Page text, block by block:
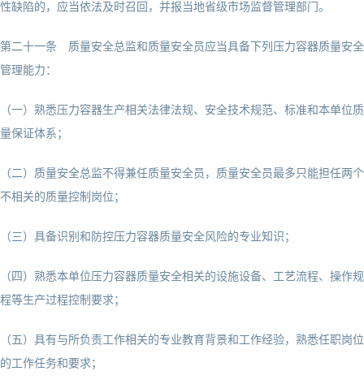
性缺陷的，应当依法及时召回，并报当地省级市场监督管理部门。
第二十一条 质量安全总监和质量安全员应当具备下列压力容器质量安全
管理能力：
（一）熟悉压力容器生产相关法律法规、安全技术规范、标准和本单位质
量保证体系；
（二）质量安全总监不得兼任质量安全员，质量安全员最多只能担任两个
不相关的质量控制岗位；
（三）具备识别和防控压力容器质量安全风险的专业知识；
（四）熟悉本单位压力容器质量安全相关的设施设备、工艺流程、操作规
程等生产过程控制要求；
（五）具有与所负责工作相关的专业教育背景和工作经验，熟悉任职岗位
的工作任务和要求；